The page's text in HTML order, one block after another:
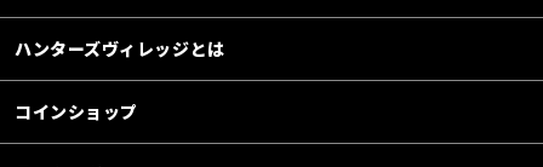
ハンターズヴィレッジとは
コインショップ